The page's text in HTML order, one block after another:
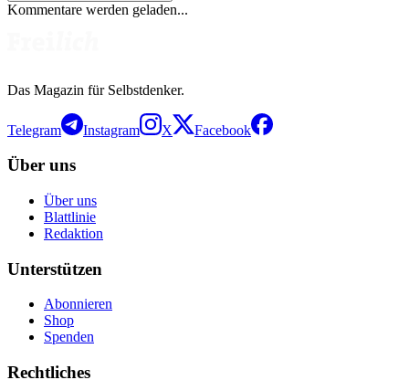
Kommentare werden geladen...
Das Magazin für Selbstdenker.
Telegram Instagram X Facebook
Über uns
Über uns
Blattlinie
Redaktion
Unterstützen
Abonnieren
Shop
Spenden
Rechtliches